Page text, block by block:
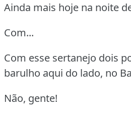
Ainda mais hoje na noite
Com...
Com esse sertanejo dois
barulho aqui do lado, no
Não, gente!